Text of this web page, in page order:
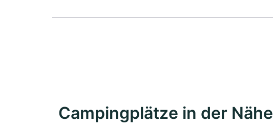
Campingplätze in der Nähe